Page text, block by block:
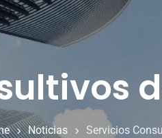
Noticias Servicios